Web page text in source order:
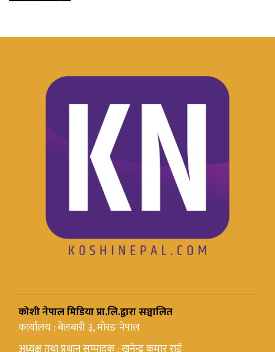
कोशी नेपाल मिडिया प्रा.लि.द्वारा सञ्चालित
कार्यालय : बेलबारी ३, मोरङ नेपाल